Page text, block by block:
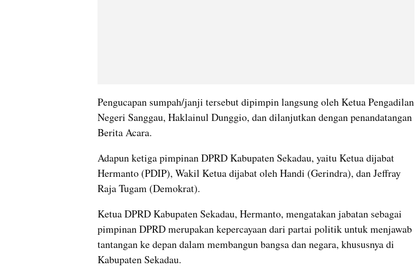
Pengucapan sumpah/janji tersebut dipimpin langsung oleh Ketua Pengadilan
Negeri Sanggau, Haklainul Dunggio, dan dilanjutkan dengan penandatangan
Berita Acara.
Adapun ketiga pimpinan DPRD Kabupaten Sekadau, yaitu Ketua dijabat
Hermanto (PDIP), Wakil Ketua dijabat oleh Handi (Gerindra), dan Jeffray
Raja Tugam (Demokrat).
Ketua DPRD Kabupaten Sekadau, Hermanto, mengatakan jabatan sebagai
pimpinan DPRD merupakan kepercayaan dari partai politik untuk menjawab
tantangan ke depan dalam membangun bangsa dan negara, khususnya di
Kabupaten Sekadau.